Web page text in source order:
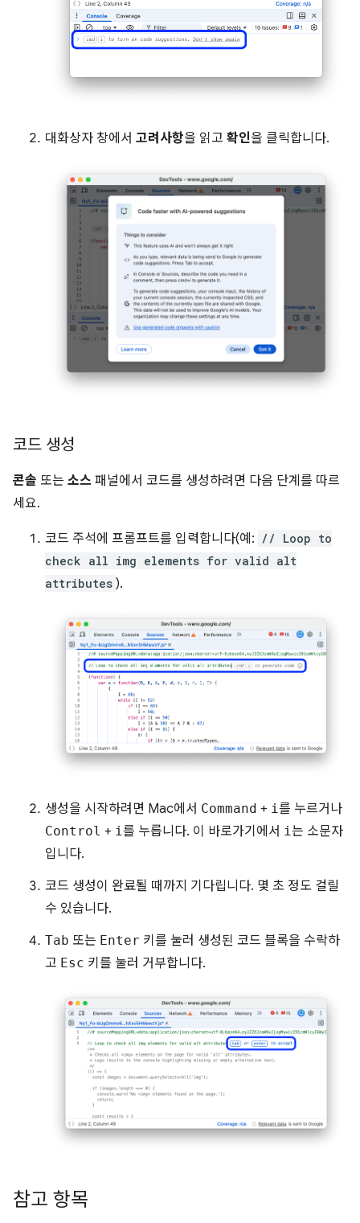
대화상자 창에서 고려사항을 읽고 확인을 클릭합니다.
코드 생성
콘솔 또는 소스 패널에서 코드를 생성하려면 다음 단계를 따르
세요.
코드 주석에 프롬프트를 입력합니다(예: // Loop to
check all img elements for valid alt
attributes ).
생성을 시작하려면 Mac에서 Command + i 를 누르거나
Control + i 를 누릅니다. 이 바로가기에서 i 는 소문자
입니다.
코드 생성이 완료될 때까지 기다립니다. 몇 초 정도 걸릴
수 있습니다.
Tab 또는 Enter 키를 눌러 생성된 코드 블록을 수락하
고 Esc 키를 눌러 거부합니다.
참고 항목